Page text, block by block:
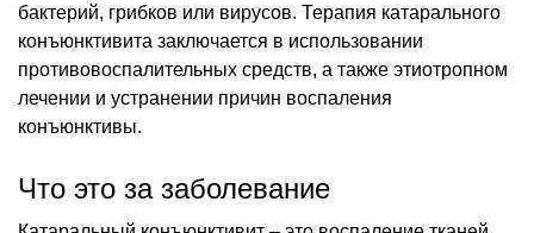
бактерий, грибков или вирусов. Терапия катарального
конъюнктивита заключается в использовании
противовоспалительных средств, а также этиотропном
лечении и устранении причин воспаления
конъюнктивы.
Что это за заболевание